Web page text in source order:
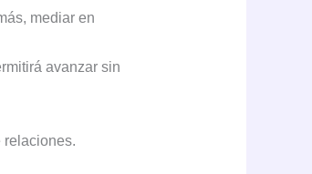
mediar en
avanzar sin
relaciones.